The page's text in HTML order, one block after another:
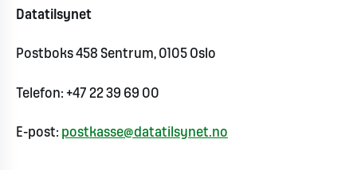
Datatilsynet
Postboks 458 Sentrum, 0105 Oslo
Telefon: +47 22 39 69 00
E-post: postkasse@datatilsynet.no